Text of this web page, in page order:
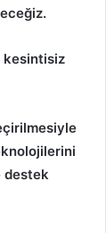
kesintisiz
destek